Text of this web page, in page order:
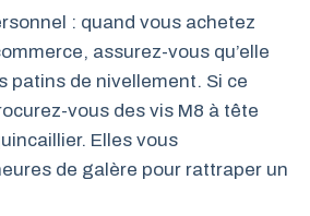
: quand vous achetez
assurez-vous qu’elle
patins de nivellement. Si ce
vous des vis M8 à tête
Elles vous
de galère pour rattraper un